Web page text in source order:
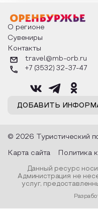
о том, как встречают
разных уголках страны,
обряды совершают на
благополучие, в чем
различаются традиции.
Дед Мороз и откуда он
его называют в разных
страны и как
О регионе
Сувениры
Контакты
ДОБАВИТЬ
travel@mb-orb.ru
+7 (3532) 32-37-47
© 2026 Туристический
Карта сайта Политика
Данный ресурс
Администрация не
услуг,